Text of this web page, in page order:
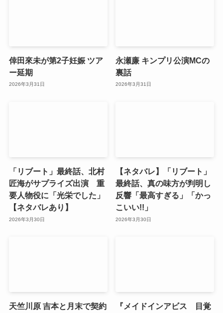
倖田來未が第2子妊娠 ツア
ー延期
2026年3月31日
永瀬廉 キンプリ公演MCの
裏話
2026年3月31日
「リブート」最終話、北村
匠海がサプライズ出演 重
要人物役に「光栄でした」
【ネタバレあり】
2026年3月30日
【ネタバレ】「リブート」
最終話、真の味方が判明し
反響「最高すぎる」「かっ
こいい!!」
2026年3月30日
天竺川原 吉本と月末で契約
『メイドインアビス 目覚